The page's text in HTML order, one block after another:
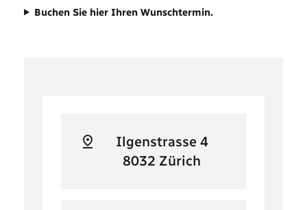
Buchen Sie hier Ihren Wunschtermin.
Ilgenstrasse 4
8032 Zürich